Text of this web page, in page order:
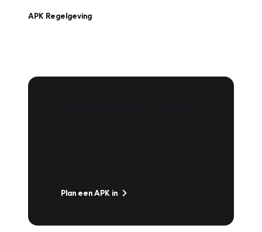
APK Regelgeving
Plan een APK in